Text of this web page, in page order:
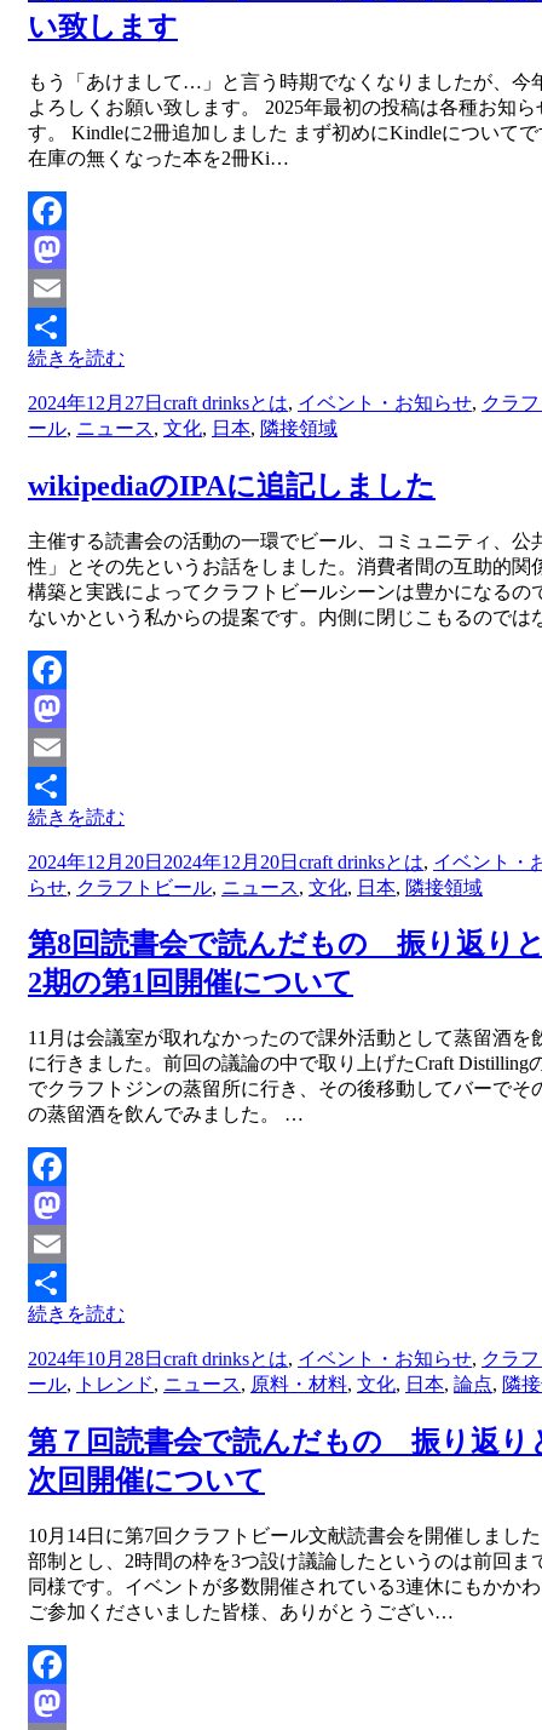
い致します
投稿者master
もう「あけまして…」と言う時期でなくなりましたが、今
よろしくお願い致します。 2025年最初の投稿は各種お知ら
す。 Kindleに2冊追加しました まず初めにKindleについて
在庫の無くなった本を2冊Ki…
Facebook
Mastodon
Email
共
有
続きを読む
投
稿
2024年12月27日 craft drinksとは, イベント・お知らせ, クラ
ール, ニュース, 文化, 日本, 隣接領域
wikipediaのIPAに追記しました
投稿者master
主催する読書会の活動の一環でビール、コミュニティ、公
性」とその先というお話をしました。消費者間の互助的関
構築と実践によってクラフトビールシーンは豊かになるの
ないかという私からの提案です。内側に閉じこもるので
Facebook
Mastodon
Email
共
有
続きを読む
投
稿
2024年12月20日 2024年12月20日 craft drinksとは, イベント・
らせ, クラフトビール, ニュース, 文化, 日本, 隣接領域
第8回読書会で読んだもの 振り返り
2期の第1回開催について
投稿者master
11月は会議室が取れなかったので課外活動として蒸留酒を
に行きました。前回の議論の中で取り上げたCraft Distilling
でクラフトジンの蒸留所に行き、その後移動してバーでそ
の蒸留酒を飲んでみました。 …
Facebook
Mastodon
Email
共
有
続きを読む
投
稿
2024年10月28日 craft drinksとは, イベント・お知らせ, クラ
ール, トレンド, ニュース, 原料・材料, 文化, 日本, 論点, 隣
第７回読書会で読んだもの 振り返り
次回開催について
投稿者master
10月14日に第7回クラフトビール文献読書会を開催しまし
部制とし、2時間の枠を3つ設け議論したというのは前回ま
同様です。イベントが多数開催されている3連休にもかか
ご参加くださいました皆様、ありがとうござい…
Facebook